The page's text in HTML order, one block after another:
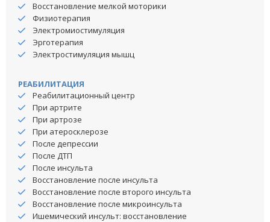
Восстановление мелкой моторики
Физиотерапия
Электромиостимуляция
Эрготерапия
Электростимуляция мышц
РЕАБИЛИТАЦИЯ
Реабилитационный центр
При артрите
При артрозе
При атеросклерозе
После депрессии
После ДТП
После инсульта
Восстановление после инсульта
Восстановление после второго инсульта
Восстановление после микроинсульта
Ишемический инсульт: восстановление